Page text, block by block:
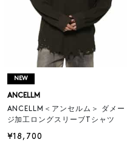
NEW
ANCELLM
ANCELLM＜アンセルム＞ ダメー
ジ加工ロングスリーブTシャツ
¥18,700